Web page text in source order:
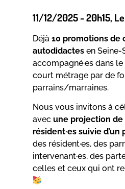
11/12/2025 - 20h15,
Déjà 10 promotions de
autodidactes en Seine-
accompagné·es dans
court métrage par de
parrains/marraines.
Nous vous invitons à
avec une projection de
résident·es suivie
des résident·es, des
intervenant·es, des
celles et ceux qui ont